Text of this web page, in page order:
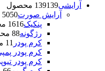
آرایشی 139139 محصول
آرایش صورت
5050 محصول
پنکیک
1616 محصول
رژگونه 88 محصول
کرم پودر
1 1 محصولات
کرم پودر
کرم پودر